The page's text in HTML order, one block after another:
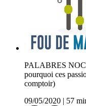
PALABRES
pourquoi ces
comptoir)
09/05/2020
57